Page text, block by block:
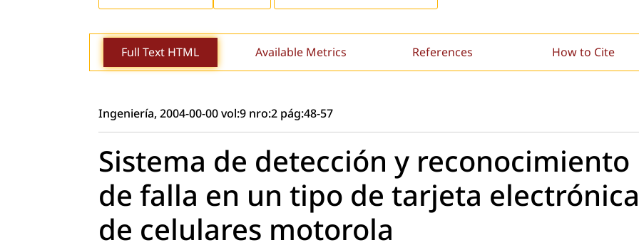
Full Text HTML Available Metrics References How to Cite
Ingeniería, 2004-00-00 vol:9 nro:2 pág:48-57
Sistema de detección y reconocimiento
de falla en un tipo de tarjeta electrónica
de celulares motorola